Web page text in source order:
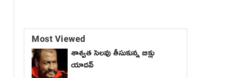
Most Viewed
శాశ్వత సెలవు తీసుకున్న బిక్షు
యాదవ్